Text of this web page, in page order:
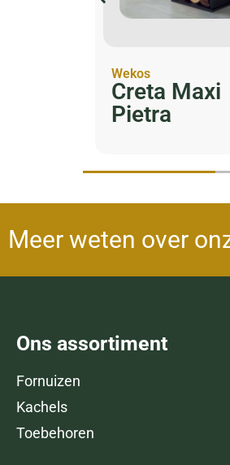
Wekos
Creta Maxi
Pietra
Meer weten over
Ons assortiment
Fornuizen
Kachels
Toebehoren